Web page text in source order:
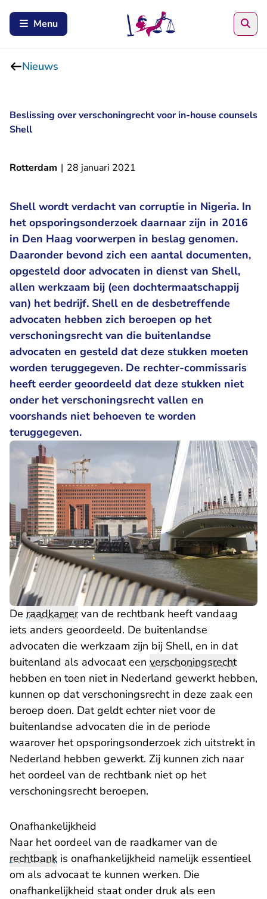
Menu
Nieuws
Beslissing over verschoningrecht voor in-house counsels
Shell
Rotterdam | 28 januari 2021
Shell wordt verdacht van corruptie in Nigeria. In
het opsporingsonderzoek daarnaar zijn in 2016
in Den Haag voorwerpen in beslag genomen.
Daaronder bevond zich een aantal documenten,
opgesteld door advocaten in dienst van Shell,
allen werkzaam bij (een dochtermaatschappij
van) het bedrijf. Shell en de desbetreffende
advocaten hebben zich beroepen op het
verschoningsrecht van die buitenlandse
advocaten en gesteld dat deze stukken moeten
worden teruggegeven. De rechter-commissaris
heeft eerder geoordeeld dat deze stukken niet
onder het verschoningsrecht vallen en
voorshands niet behoeven te worden
teruggegeven.
De raadkamervan de rechtbank heeft vandaag
iets anders geoordeeld. De buitenlandse
advocaten die werkzaam zijn bij Shell, en in dat
buitenland als advocaat een verschoningsrecht
hebben en toen niet in Nederland gewerkt hebben,
kunnen op dat verschoningsrecht in deze zaak een
beroep doen. Dat geldt echter niet voor de
buitenlandse advocaten die in de periode
waarover het opsporingsonderzoek zich uitstrekt in
Nederland hebben gewerkt. Zij kunnen zich naar
het oordeel van de rechtbank niet op het
verschoningsrecht beroepen.
Onafhankelijkheid
Naar het oordeel van de raadkamer van de
rechtbank is onafhankelijkheid namelijk essentieel
om als advocaat te kunnen werken. Die
onafhankelijkheid staat onder druk als een